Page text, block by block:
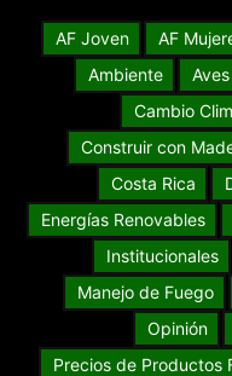
AF Joven AF
Ambiente
Cambio
Construir con
Costa Rica
Energías Renovables
Institucionales
Manejo de Fuego
Opinión
Precios de Productos